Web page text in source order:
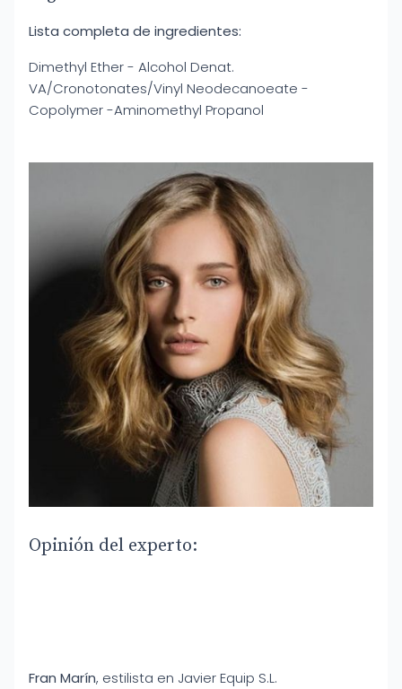
Lista completa de ingredientes:
Dimethyl Ether - Alcohol Denat.
VA/Cronotonates/Vinyl Neodecanoeate -
Copolymer -Aminomethyl Propanol
Opinión del experto:
Fran Marín, estilista en Javier Equip S.L.